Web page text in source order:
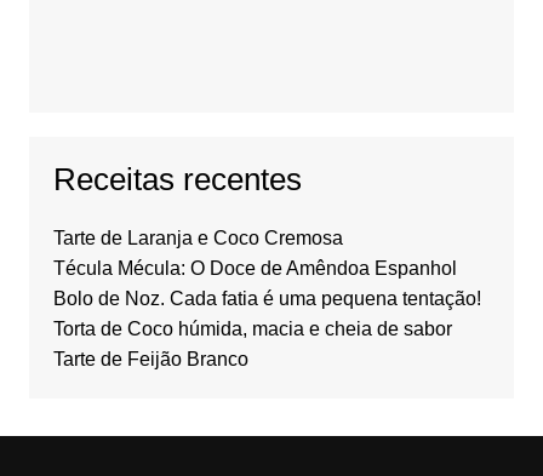
Receitas recentes
Tarte de Laranja e Coco Cremosa
Técula Mécula: O Doce de Amêndoa Espanhol
Bolo de Noz. Cada fatia é uma pequena tentação!
Torta de Coco húmida, macia e cheia de sabor
Tarte de Feijão Branco